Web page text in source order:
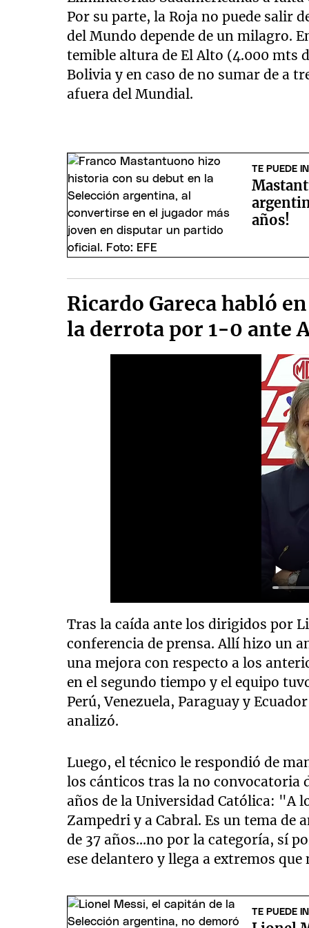
Por su parte, la Roja no puede salir
del Mundo depende de un milagro.
temible altura de El Alto (4.000 mts
Bolivia y en caso de no sumar de a
afuera del Mundial.
TE PUEDE
años!
Ricardo Gareca habló
la derrota por 1-0 ante
Tras la caída ante los dirigidos por
conferencia de prensa. Allí hizo un
una mejora con respecto a los
en el segundo tiempo y el equipo
Perú, Venezuela, Paraguay y
analizó.
Luego, el técnico le respondió de
los cánticos tras la no convocatoria
años de la Universidad Católica: "A
Zampedri y a Cabral. Es un tema de
de 37 años...no por la categoría, sí
ese delantero y llega a extremos
TE PUEDE